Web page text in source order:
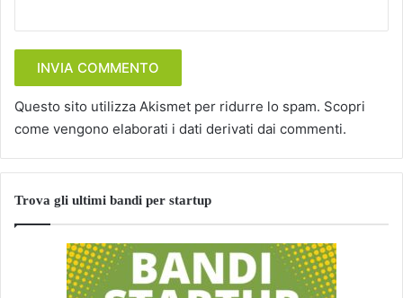
Questo sito utilizza Akismet per ridurre lo spam. Scopri
come vengono elaborati i dati derivati dai commenti.
Trova gli ultimi bandi per startup